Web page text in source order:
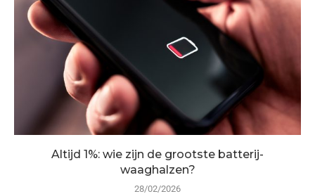
Altijd 1%: wie zijn de grootste batterij-
waaghalzen?
28/02/2026